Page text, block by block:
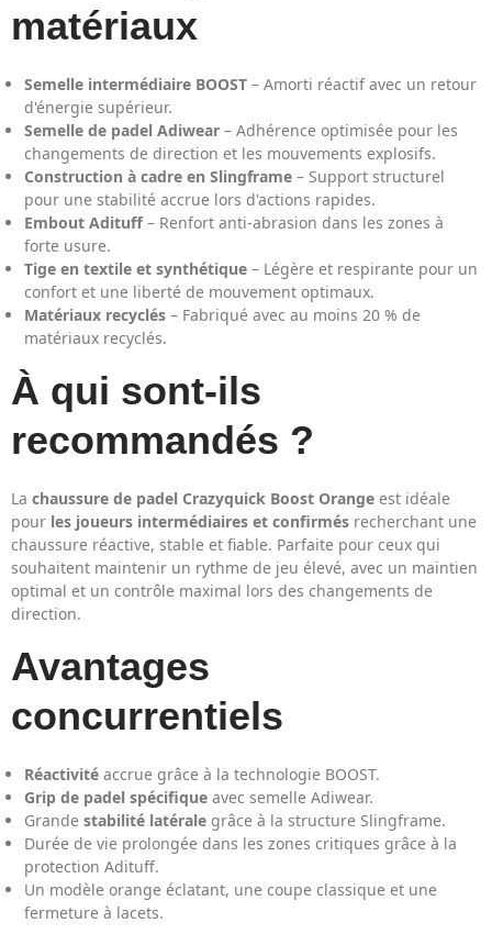
matériaux
Semelle intermédiaire BOOST – Amorti réactif avec un retour
d'énergie supérieur.
Semelle de padel Adiwear – Adhérence optimisée pour les
changements de direction et les mouvements explosifs.
Construction à cadre en Slingframe – Support structurel
pour une stabilité accrue lors d'actions rapides.
Embout Adituff– Renfort anti-abrasion dans les zones à
forte usure.
Tige en textile et synthétique – Légère et respirante pour un
confort et une liberté de mouvement optimaux.
Matériaux recyclés – Fabriqué avec au moins 20 % de
matériaux recyclés.
À qui sont-ils
recommandés ?
La chaussure de padel Crazyquick Boost Orange est idéale
pour les joueurs intermédiaires et confirmés recherchant une
chaussure réactive, stable et fiable. Parfaite pour ceux qui
souhaitent maintenir un rythme de jeu élevé, avec un maintien
optimal et un contrôle maximal lors des changements de
direction.
Avantages
concurrentiels
Réactivité accrue grâce à la technologie BOOST.
Grip de padel spécifique avec semelle Adiwear.
Grande stabilité latérale grâce à la structure Slingframe.
Durée de vie prolongée dans les zones critiques grâce à la
protection Adituff.
Un modèle orange éclatant, une coupe classique et une
fermeture à lacets.